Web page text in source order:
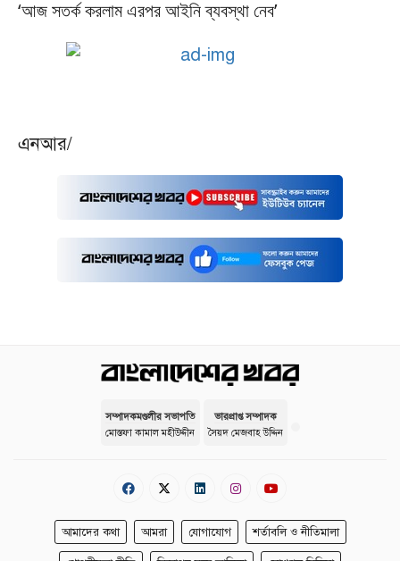
‘আজ সতর্ক করলাম এরপর আইনি ব্যবস্থা নেব’
এনআর/
সম্পাদকমণ্ডলীর সভাপতি
মোস্তফা কামাল মহীউদ্দীন
ভারপ্রাপ্ত সম্পাদক
সৈয়দ মেজবাহ উদ্দিন
আমাদের কথা আমরা যোগাযোগ শর্তাবলি ও নীতিমালা